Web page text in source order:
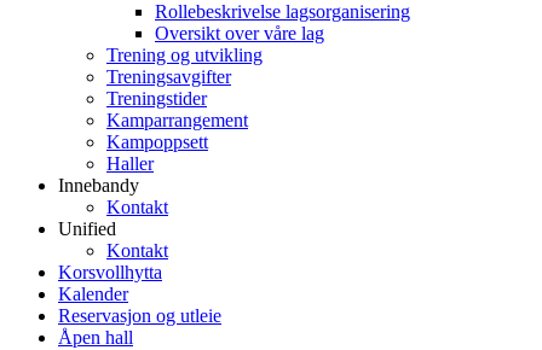
Rollebeskrivelse lagsorganisering
Oversikt over våre lag
Trening og utvikling
Treningsavgifter
Treningstider
Kamparrangement
Kampoppsett
Haller
Innebandy
Kontakt
Unified
Kontakt
Korsvollhytta
Kalender
Reservasjon og utleie
Åpen hall